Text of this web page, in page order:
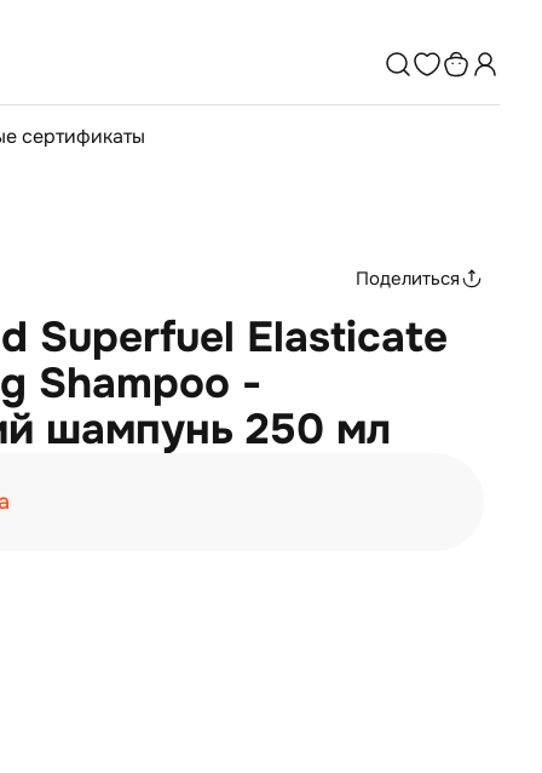
сертификаты
Поделиться
Superfuel Elasticate
Shampoo -
шампунь 250 мл